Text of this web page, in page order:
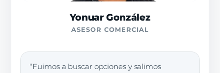
Yonuar González
ASESOR COMERCIAL
“Fuimos a buscar opciones y salimos